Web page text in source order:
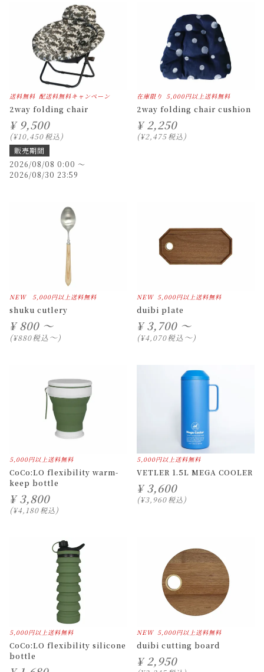
送料無料 配送料無料キャンペーン
2way folding chair
¥ 9,500
¥10,450税込
販売期間
2026/08/08 0:00 〜
2026/08/30 23:59
在庫限り 5,000円以上送料無料
2way folding chair cushion
¥ 2,250
¥2,475税込
NEW 5,000円以上送料無料
shuku cutlery
¥ 800 ～
¥880税込〜
NEW 5,000円以上送料無料
duibi plate
¥ 3,700 ～
¥4,070税込〜
5,000円以上送料無料
CoCo:LO flexibility warm-
keep bottle
¥ 3,800
¥4,180税込
5,000円以上送料無料
VETLER 1.5L MEGA COOLER
¥ 3,600
¥3,960税込
5,000円以上送料無料
CoCo:LO flexibility silicone
bottle
NEW 5,000円以上送料無料
duibi cutting board
¥ 2,950